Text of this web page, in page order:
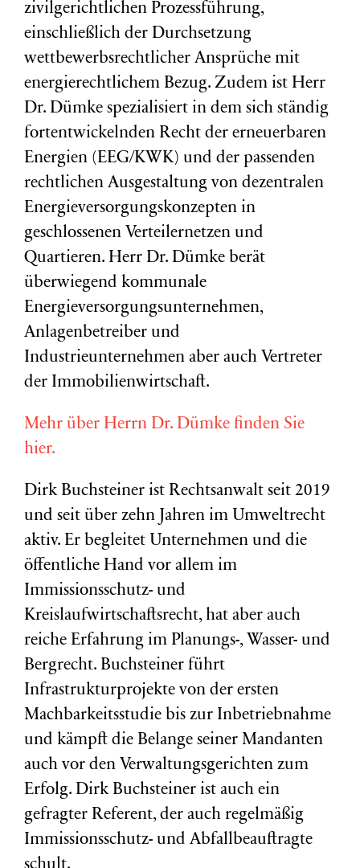
zivilgerichtlichen Prozessführung,
einschließlich der Durchsetzung
wettbewerbsrechtlicher Ansprüche mit
energierechtlichem Bezug. Zudem ist Herr
Dr. Dümke spezialisiert in dem sich ständig
fortentwickelnden Recht der erneuerbaren
Energien (EEG/KWK) und der passenden
rechtlichen Ausgestaltung von dezentralen
Energieversorgungskonzepten in
geschlossenen Verteilernetzen und
Quartieren. Herr Dr. Dümke berät
überwiegend kommunale
Energieversorgungsunternehmen,
Anlagenbetreiber und
Industrieunternehmen aber auch Vertreter
der Immobilienwirtschaft.
Mehr über Herrn Dr. Dümke finden Sie
hier.
Dirk Buchsteiner ist Rechtsanwalt seit 2019
und seit über zehn Jahren im Umweltrecht
aktiv. Er begleitet Unternehmen und die
öffentliche Hand vor allem im
Immissionsschutz- und
Kreislaufwirtschaftsrecht, hat aber auch
reiche Erfahrung im Planungs-, Wasser- und
Bergrecht. Buchsteiner führt
Infrastrukturprojekte von der ersten
Machbarkeitsstudie bis zur Inbetriebnahme
und kämpft die Belange seiner Mandanten
auch vor den Verwaltungsgerichten zum
Erfolg. Dirk Buchsteiner ist auch ein
gefragter Referent, der auch regelmäßig
Immissionsschutz- und Abfallbeauftragte